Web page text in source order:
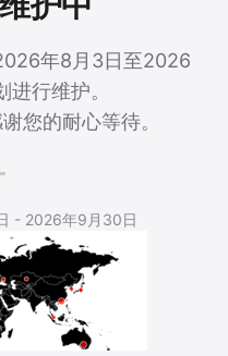
年8月3日至2026
行维护。
您的耐心等待。
- 2026年9月30日